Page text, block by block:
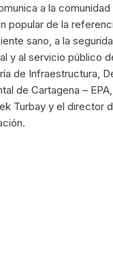
a la
popular de la
sano, a la
y al servicio público
de Infraestructura,
de Cartagena –
Turbay y el director